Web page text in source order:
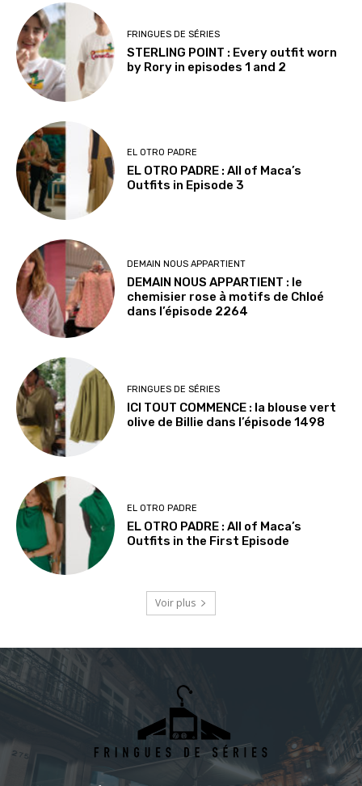
FRINGUES DE SÉRIES
STERLING POINT : Every outfit worn
by Rory in episodes 1 and 2
EL OTRO PADRE
EL OTRO PADRE : All of Maca’s
Outfits in Episode 3
DEMAIN NOUS APPARTIENT
DEMAIN NOUS APPARTIENT : le
chemisier rose à motifs de Chloé
dans l’épisode 2264
FRINGUES DE SÉRIES
ICI TOUT COMMENCE : la blouse vert
olive de Billie dans l’épisode 1498
EL OTRO PADRE
EL OTRO PADRE : All of Maca’s
Outfits in the First Episode
Voir plus